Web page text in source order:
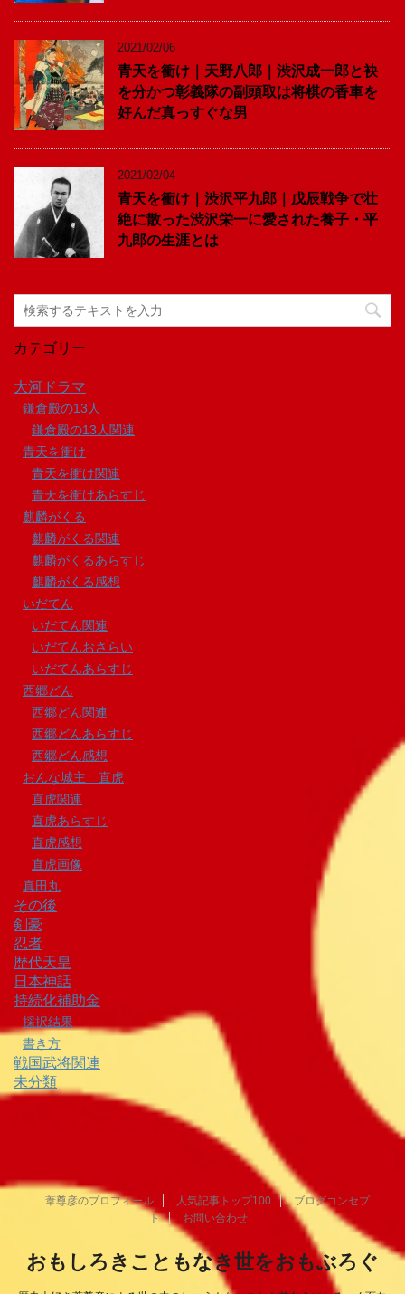
2021/02/06
青天を衝け｜天野八郎｜渋沢成一郎と袂
を分かつ彰義隊の副頭取は将棋の香車を
好んだ真っすぐな男
2021/02/04
青天を衝け｜渋沢平九郎｜戊辰戦争で壮
絶に散った渋沢栄一に愛された養子・平
九郎の生涯とは
カテゴリー
大河ドラマ
鎌倉殿の13人
鎌倉殿の13人関連
青天を衝け
青天を衝け関連
青天を衝けあらすじ
麒麟がくる
麒麟がくる関連
麒麟がくるあらすじ
麒麟がくる感想
いだてん
いだてん関連
いだてんおさらい
いだてんあらすじ
西郷どん
西郷どん関連
西郷どんあらすじ
西郷どん感想
おんな城主 直虎
直虎関連
直虎あらすじ
直虎感想
直虎画像
真田丸
その後
剣豪
忍者
歴代天皇
日本神話
持続化補助金
採択結果
書き方
戦国武将関連
未分類
葦尊彦のプロフィール 人気記事トップ100
ブログコンセプ
ト
お問い合わせ
おもしろきこともなき世をおもぶろぐ